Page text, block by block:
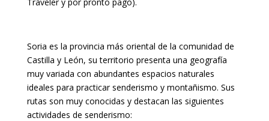
Soria es la provincia más oriental de la comunidad de
Castilla y León, su territorio presenta una geografía
muy variada con abundantes espacios naturales
ideales para practicar senderismo y montañismo. Sus
rutas son muy conocidas y destacan las siguientes
actividades de senderismo: